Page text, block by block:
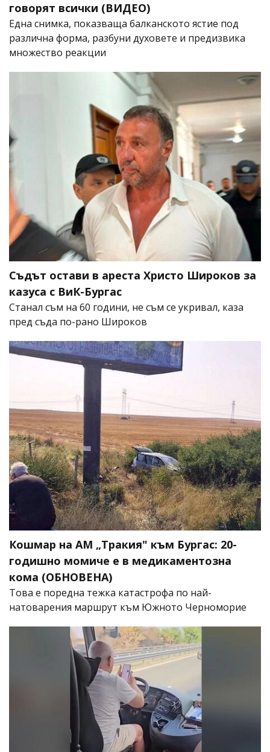
говорят всички (ВИДЕО)
Една снимка, показваща балканското ястие под
различна форма, разбуни духовете и предизвика
множество реакции
Съдът остави в ареста Христо Широков за
казуса с ВиК-Бургас
Станал съм на 60 години, не съм се укривал, каза
пред съда по-рано Широков
Кошмар на АМ „Тракия" към Бургас: 20-
годишно момиче е в медикаментозна
кома (ОБНОВЕНА)
Това е поредна тежка катастрофа по най-
натоварения маршрут към Южното Черноморие